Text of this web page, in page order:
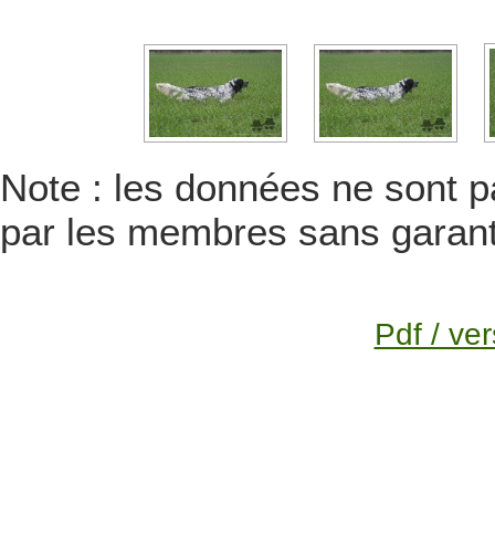
Note : les données ne sont
par les membres sans
Pdf /